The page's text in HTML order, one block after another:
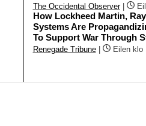
The Occidental Observer|
How Lockheed Martin,
Systems Are
To Support War Through
Renegade Tribune| Eilen klo